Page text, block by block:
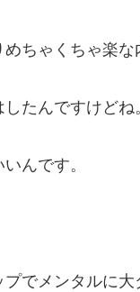
ちゃくちゃ楽な
たんですけどね
んです。
でメンタルに大